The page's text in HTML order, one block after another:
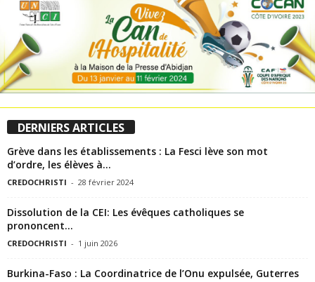
DERNIERS ARTICLES
Grève dans les établissements : La Fesci lève son mot
d’ordre, les élèves à...
CREDOCHRISTI - 28 février 2024
Dissolution de la CEI: Les évêques catholiques se
prononcent…
CREDOCHRISTI - 1 juin 2026
Burkina-Faso : La Coordinatrice de l’Onu expulsée, Guterres